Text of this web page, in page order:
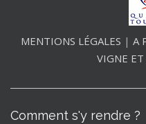
MENTIONS LÉGALES | A
VIGNE ET
Comment s'y rendre ?